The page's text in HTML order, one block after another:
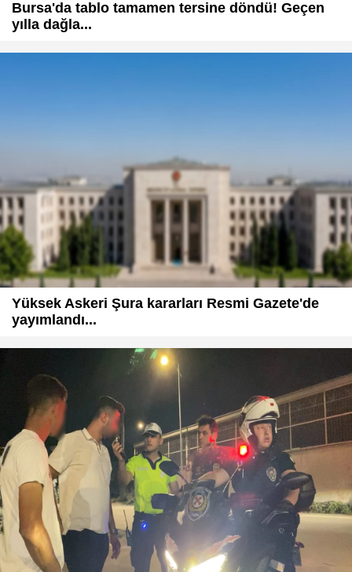
Bursa'da tablo tamamen tersine döndü! Geçen
yılla dağla...
Yüksek Askeri Şura kararları Resmi Gazete'de
yayımlandı...